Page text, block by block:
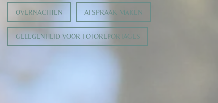
OVERNACHTEN AFSPRAAK MAKEN
GELEGENHEID VOOR FOTOREPORTAGES